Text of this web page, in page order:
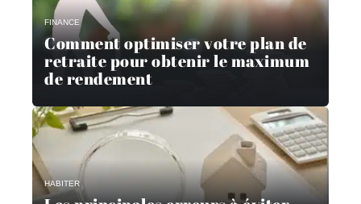
FINANCE
Comment optimiser votre plan de
retraite pour obtenir le maximum
de rendement
HABITER